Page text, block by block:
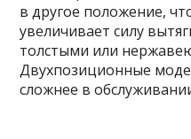
в другое положение,
увеличивает силу
толстыми или
Двухпозиционные
сложнее в